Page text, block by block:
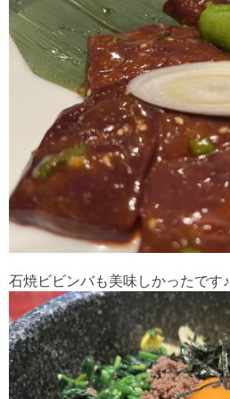
石焼ビビンバも美味しかったです♪